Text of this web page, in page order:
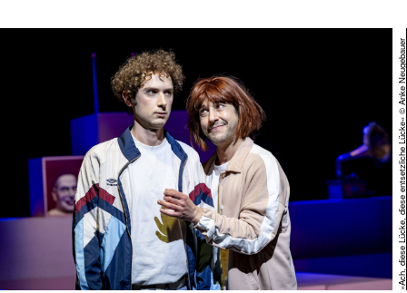
»Ach, diese Lücke, diese entsetzliche Lücke« © Anke Neugebauer